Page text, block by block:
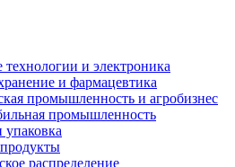
и электроника
и фармацевтика
промышленность и агробизнес
промышленность
упаковка
распределение